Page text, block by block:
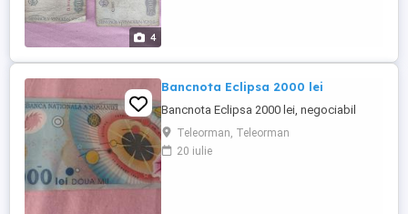
4
Bancnota Eclipsa 2000 lei
Bancnota Eclipsa 2000 lei, negociabil
Teleorman, Teleorman
20 iulie